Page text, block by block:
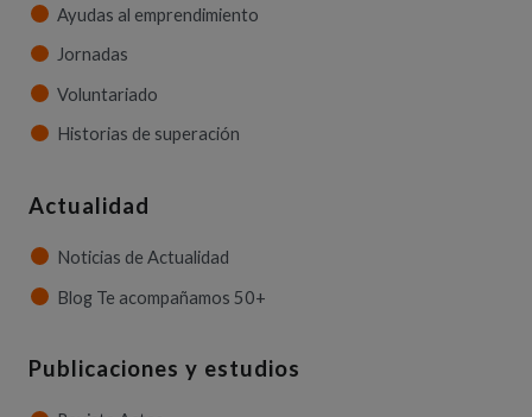
Ayudas al emprendimiento
Jornadas
Voluntariado
Historias de superación
Actualidad
Noticias de Actualidad
Blog Te acompañamos 50+
Publicaciones y estudios